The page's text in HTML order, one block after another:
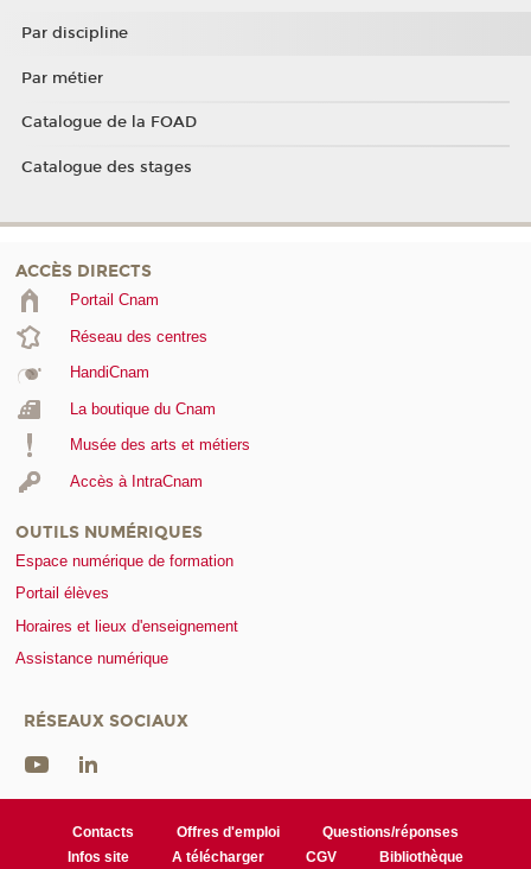
Par discipline
Par métier
Catalogue de la FOAD
Catalogue des stages
ACCÈS DIRECTS
Portail Cnam
Réseau des centres
HandiCnam
La boutique du Cnam
Musée des arts et métiers
Accès à IntraCnam
OUTILS NUMÉRIQUES
Espace numérique de formation
Portail élèves
Horaires et lieux d'enseignement
Assistance numérique
RÉSEAUX SOCIAUX
Contacts Offres d'emploi
Questions/réponses
Infos site
A télécharger CGV Bibliothèque